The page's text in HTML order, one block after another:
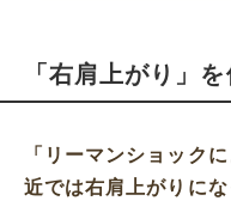
「右肩上がり」
「リーマンショック
近では右肩上がりにな